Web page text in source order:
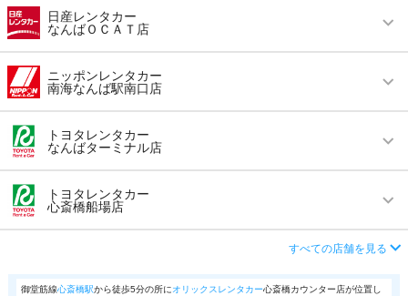
営業時間
アクセス 西長堀駅より徒歩で約5分（送迎なし）
住所
大阪市西区南堀江４－１７－４ エネオス堀江Ｓ
Ｓ内
この店舗でレンタカーを探す
日産レンタカー
なんばＯＣＡＴ店
営業時間 毎日 08:00 ～ 20:00
アクセス 難波（なんば）駅より徒歩で約10分（送迎なし）
住所
大阪府大阪市浪速区湊町１−４−１ ＯＣＡＴビル
地下１階
この店舗でレンタカーを探す
ニッポンレンタカー
南海なんば駅南口店
営業時間 毎日 08:00 ～ 20:00
アクセス 難波（なんば）駅より徒歩で約3分（送迎なし）
住所 大阪府大阪市浪速区難波中2-7-2
トヨタレンタカー
なんばターミナル店
営業時間 毎日 08:00 ～ 20:00
アクセス 大阪難波駅より徒歩で約5分（送迎なし）
店舗詳細 店舗詳細ページはこちら
トヨタレンタカー
心斎橋船場店
すべての店舗を見る
御堂筋線心斎橋駅から徒歩5分の所にオリックスレンタカー心斎橋カウンター店が位置し